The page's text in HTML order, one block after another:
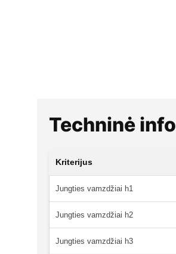
Techninė
Kriterijus
Jungties vamzdžiai h1
Jungties vamzdžiai h2
Jungties vamzdžiai h3